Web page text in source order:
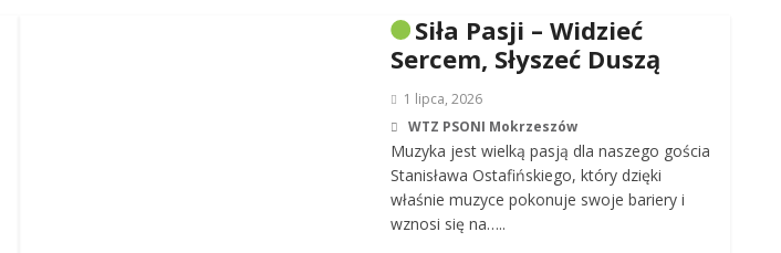
Siła Pasji – Widzieć
Sercem, Słyszeć Duszą
1 lipca, 2026
WTZ PSONI Mokrzeszów
Muzyka jest wielką pasją dla naszego gościa
Stanisława Ostafińskiego, który dzięki
właśnie muzyce pokonuje swoje bariery i
wznosi się na…..